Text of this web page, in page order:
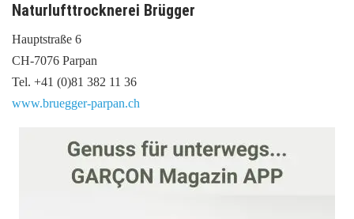
Naturlufttrocknerei Brügger
Hauptstraße 6
CH-7076 Parpan
Tel. +41 (0)81 382 11 36
www.bruegger-parpan.ch